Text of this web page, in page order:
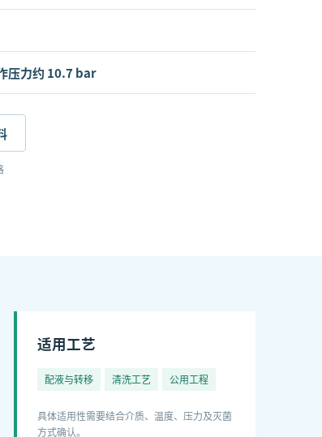
压力约 10.7 bar
适用工艺
配液与转移 清洗工艺 公用工程
具体适用性需要结合介质、温度、压力及灭菌
方式确认。